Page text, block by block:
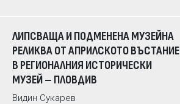
ЛИПСВАЩА И ПОДМЕНЕНА МУЗЕЙНА
РЕЛИКВА ОТ АПРИЛСКОТО ВЪСТАНИЕ
В РЕГИОНАЛНИЯ ИСТОРИЧЕСКИ
МУЗЕЙ – ПЛОВДИВ
Видин Сукарев